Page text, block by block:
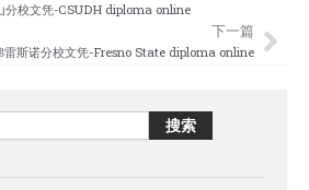
分校文凭-CSUDH diploma online
下一篇
雷斯诺分校文凭-Fresno State diploma online
搜索